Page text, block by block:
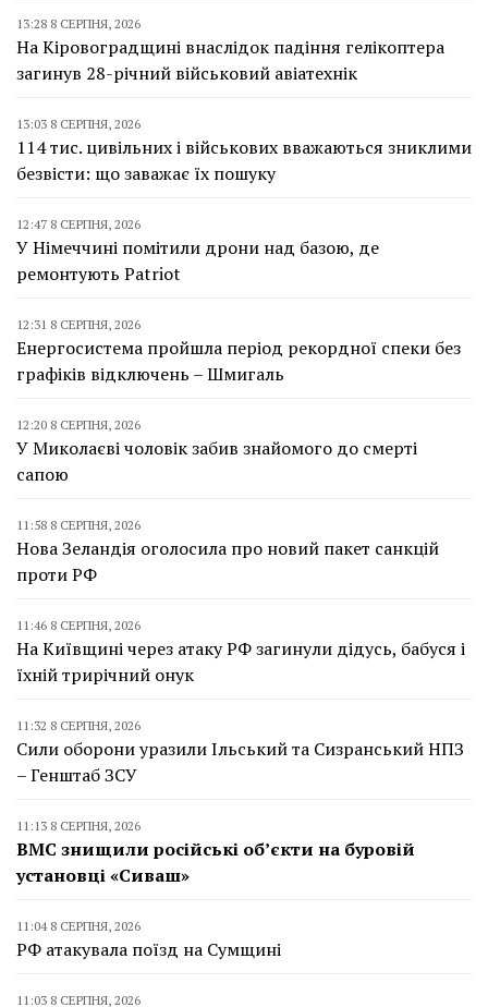
13:28 8 СЕРПНЯ, 2026
На Кіровоградщині внаслідок падіння гелікоптера
загинув 28-річний військовий авіатехнік
13:03 8 СЕРПНЯ, 2026
114 тис. цивільних і військових вважаються зниклими
безвісти: що заважає їх пошуку
12:47 8 СЕРПНЯ, 2026
У Німеччині помітили дрони над базою, де
ремонтують Patriot
12:31 8 СЕРПНЯ, 2026
Енергосистема пройшла період рекордної спеки без
графіків відключень – Шмигаль
12:20 8 СЕРПНЯ, 2026
У Миколаєві чоловік забив знайомого до смерті
сапою
11:58 8 СЕРПНЯ, 2026
Нова Зеландія оголосила про новий пакет санкцій
проти РФ
11:46 8 СЕРПНЯ, 2026
На Київщині через атаку РФ загинули дідусь, бабуся і
їхній трирічний онук
11:32 8 СЕРПНЯ, 2026
Сили оборони уразили Ільський та Сизранський НПЗ
– Генштаб ЗСУ
11:13 8 СЕРПНЯ, 2026
ВМС знищили російські об’єкти на буровій
установці «Сиваш»
11:04 8 СЕРПНЯ, 2026
РФ атакувала поїзд на Сумщині
11:03 8 СЕРПНЯ, 2026